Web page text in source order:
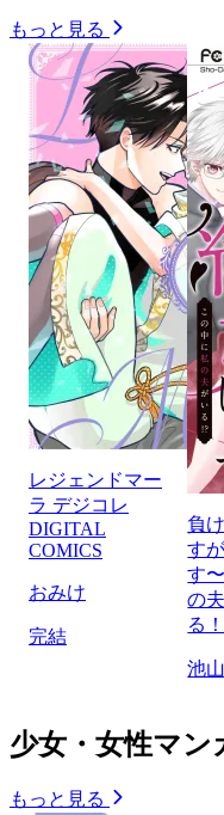
もっと見る
レジェンドマー
ラ デジコレ
DIGITAL
COMICS
おみけ
完結
負
す
す
の
る
池
少女・女性マ
もっと見る